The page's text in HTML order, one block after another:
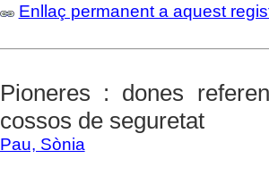
Enllaç permanent a aquest
Pioneres : dones
cossos de seguretat
Pau, Sònia